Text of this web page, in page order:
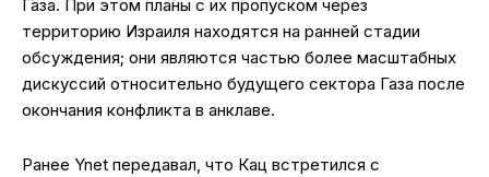
Газа. При этом планы с их пропуском через
территорию Израиля находятся на ранней стадии
обсуждения; они являются частью более масштабных
дискуссий относительно будущего сектора Газа после
окончания конфликта в анклаве.
Ранее Ynet передавал, что Кац встретился с